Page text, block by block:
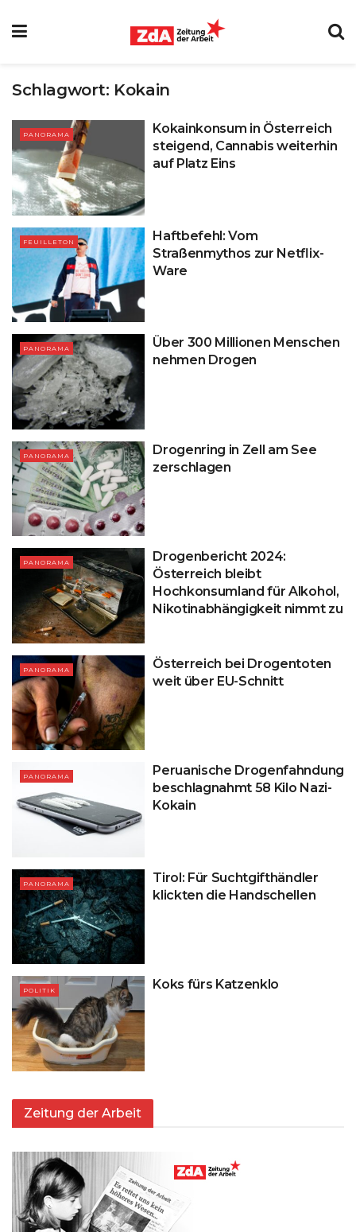
Schlagwort: Kokain
PANORAMA
Kokainkonsum in Österreich
steigend, Cannabis weiterhin
auf Platz Eins
FEUILLETON
Haftbefehl: Vom
Straßenmythos zur Netflix-
Ware
PANORAMA
Über 300 Millionen Menschen
nehmen Drogen
PANORAMA
Drogenring in Zell am See
zerschlagen
PANORAMA
Drogenbericht 2024:
Österreich bleibt
Hochkonsumland für Alkohol,
Nikotinabhängigkeit nimmt zu
PANORAMA
Österreich bei Drogentoten
weit über EU-Schnitt
PANORAMA
Peruanische Drogenfahndung
beschlagnahmt 58 Kilo Nazi-
Kokain
PANORAMA
Tirol: Für Suchtgifthändler
klickten die Handschellen
POLITIK Koks fürs Katzenklo
Zeitung der Arbeit